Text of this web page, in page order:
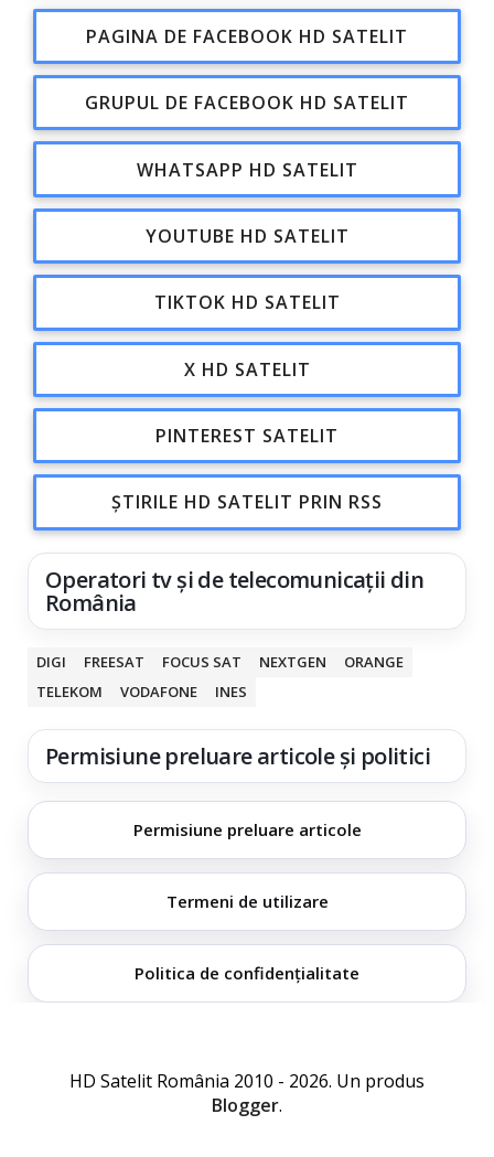
PAGINA DE FACEBOOK HD SATELIT
GRUPUL DE FACEBOOK HD SATELIT
WHATSAPP HD SATELIT
YOUTUBE HD SATELIT
TIKTOK HD SATELIT
X HD SATELIT
PINTEREST SATELIT
ȘTIRILE HD SATELIT PRIN RSS
Operatori tv și de telecomunicații din
România
DIGI FREESAT FOCUS SAT NEXTGEN
ORANGE
TELEKOM
VODAFONE INES
Permisiune preluare articole și politici
Permisiune preluare articole
Termeni de utilizare
Politica de confidențialitate
HD Satelit România 2010 - 2026. Un produs
Blogger.